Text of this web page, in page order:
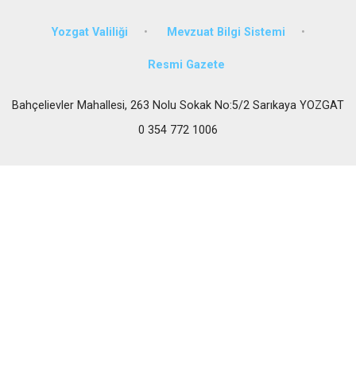
Yozgat Valiliği Mevzuat Bilgi Sistemi
Resmi Gazete
Bahçelievler Mahallesi, 263 Nolu Sokak No:5/2 Sarıkaya YOZGAT
0 354 772 1006